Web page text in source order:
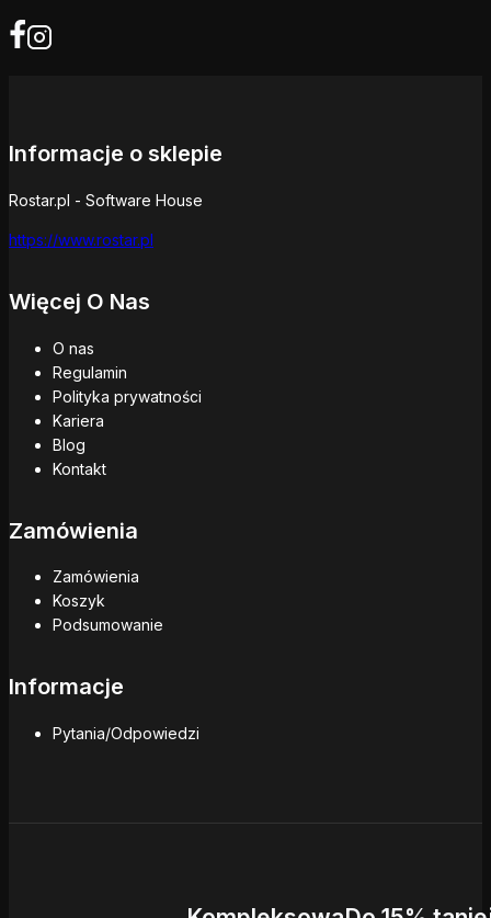
Informacje o sklepie
Rostar.pl - Software House
https://www.rostar.pl
Więcej O Nas
O nas
Regulamin
Polityka prywatności
Kariera
Blog
Kontakt
Zamówienia
Zamówienia
Koszyk
Podsumowanie
Informacje
Pytania/Odpowiedzi